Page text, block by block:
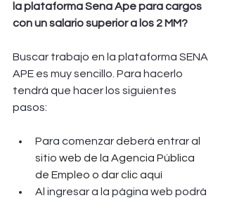
la plataforma Sena Ape para cargos
con un salario superior a los 2 MM?
Buscar trabajo en la plataforma SENA
APE es muy sencillo. Para hacerlo
tendrá que hacer los siguientes
pasos:
Para comenzar deberá entrar al
sitio web de la Agencia Pública
de Empleo o dar clic aquí
Al ingresar a la página web podrá